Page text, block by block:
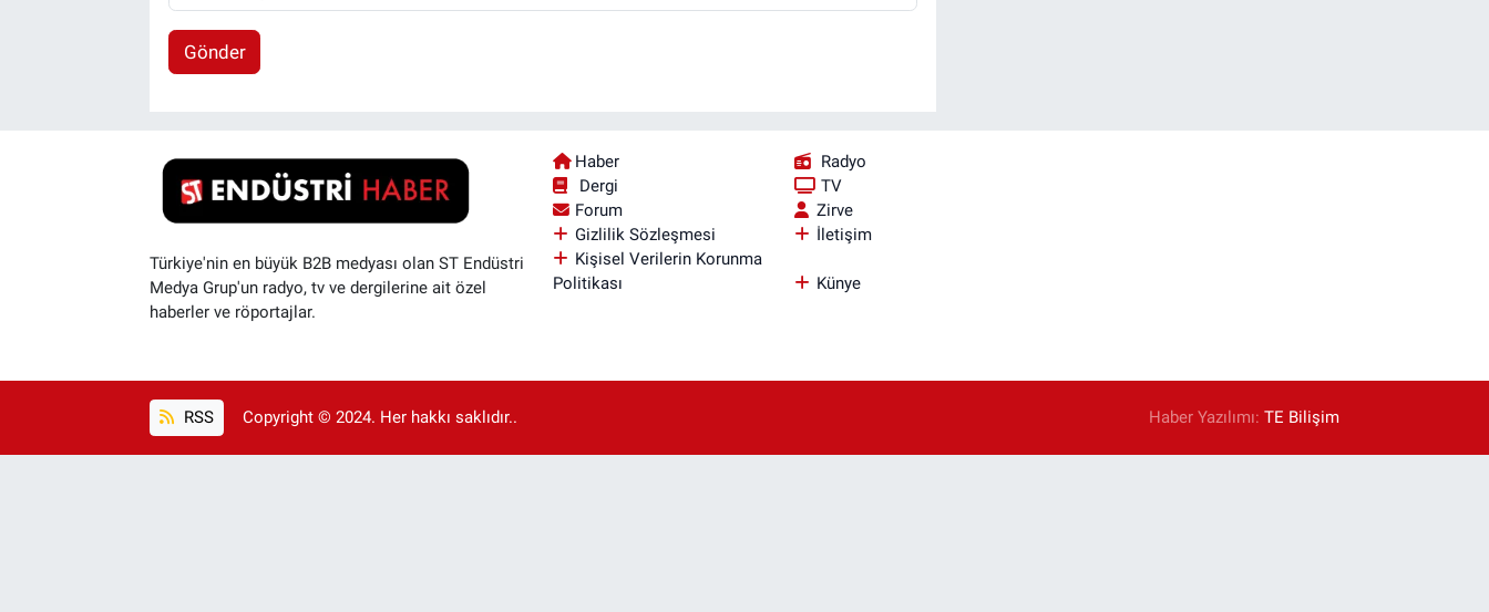
Gönder
Türkiye'nin en büyük B2B medyası olan ST Endüstri
Medya Grup'un radyo, tv ve dergilerine ait özel
haberler ve röportajlar.
Haber
Radyo
Dergi
TV
Forum
Zirve
Gizlilik Sözleşmesi
İletişim
Kişisel Verilerin Korunma
Politikası
Künye
RSS Copyright © 2024. Her hakkı saklıdır.. Haber Yazılımı:TE Bilişim